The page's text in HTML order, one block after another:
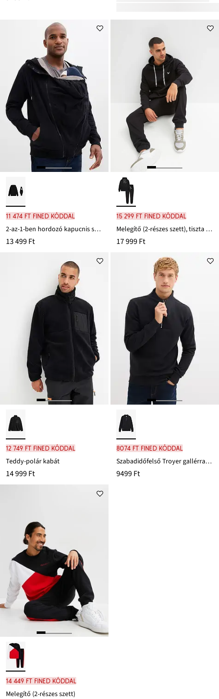
11 474 Ft FINED kóddal
2-az-1-ben hordozó kapucnis szabadidőfelső férfiaknak, puha pamut anyagból
13 499 Ft
15 299 Ft FINED kóddal
Melegítő (2-részes szett), tiszta pamutból
17 999 Ft
12 749 Ft FINED kóddal
Teddy-polár kabát
14 999 Ft
8074 Ft FINED kóddal
Szabadidőfelső Troyer gallérral és tiszta bio-pamutból
9499 Ft
14 449 Ft FINED kóddal
Melegítő (2-részes szett)